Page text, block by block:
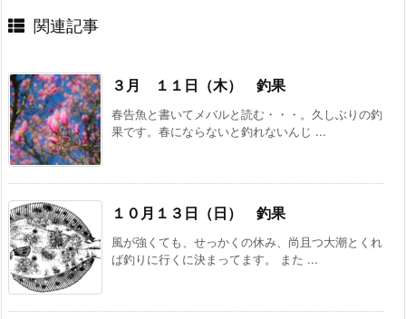
関連記事
３月 １１日（木） 釣果
春告魚と書いてメバルと読む・・・。久しぶりの釣
果です。春にならないと釣れないんじ ...
１０月１３日（日） 釣果
風が強くても、せっかくの休み、尚且つ大潮とくれ
ば釣りに行くに決まってます。 また ...